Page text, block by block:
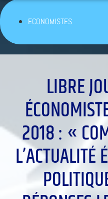
ECONOMISTES
LIBRE
2018 : «
L’ACTUALITÉ